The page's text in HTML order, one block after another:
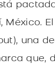
México.
una
que,